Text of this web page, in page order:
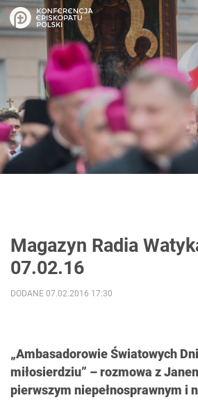
Magazyn Radia
07.02.16
„Ambasadorowie Światowych
miłosierdziu” – rozmowa z
pierwszym niepełnosprawnym i
DODANE 07.02.2016 17:30